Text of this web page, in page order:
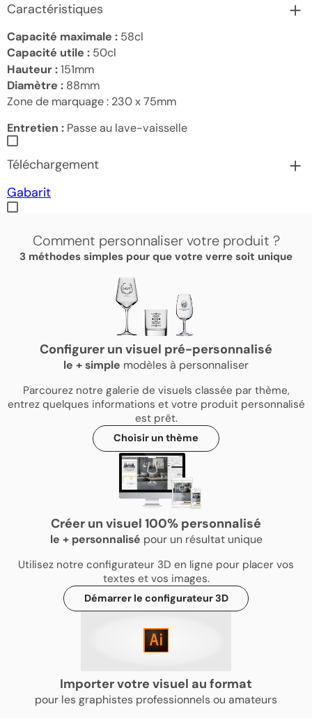
Caractéristiques
Capacité maximale : 58cl
Capacité utile : 50cl
Hauteur :151mm
Diamètre : 88mm
Zone de marquage : 230 x 75mm
Entretien : Passe au lave-vaisselle
Téléchargement
Gabarit
Comment personnaliser votre produit ?
3 méthodes simples pour que votre verre soit unique
Configurer un visuel pré-personnalisé
le +simple modèles à personnaliser
Parcourez notre galerie de visuels classée par thème,
entrez quelques informations et votre produit personnalisé
est prêt.
Choisir un thème
Créer un visuel 100% personnalisé
le +personnalisé pour un résultat unique
Utilisez notre configurateur 3D en ligne pour placer vos
textes et vos images.
Démarrer le configurateur 3D
Importer votre visuel au format
pour les graphistes professionnels ou amateurs